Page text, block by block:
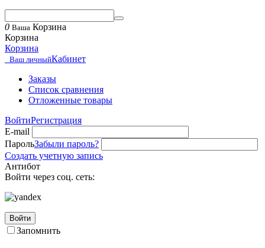
0 Ваша Корзина
Корзина
Корзина
Ваш личныйКабинет
Заказы
Список сравнения
Отложенные товары
ВойтиРегистрация
E-mail
ПарольЗабыли пароль?
Создать учетную запись
Антибот
Войти через соц. сеть:
Войти
Запомнить